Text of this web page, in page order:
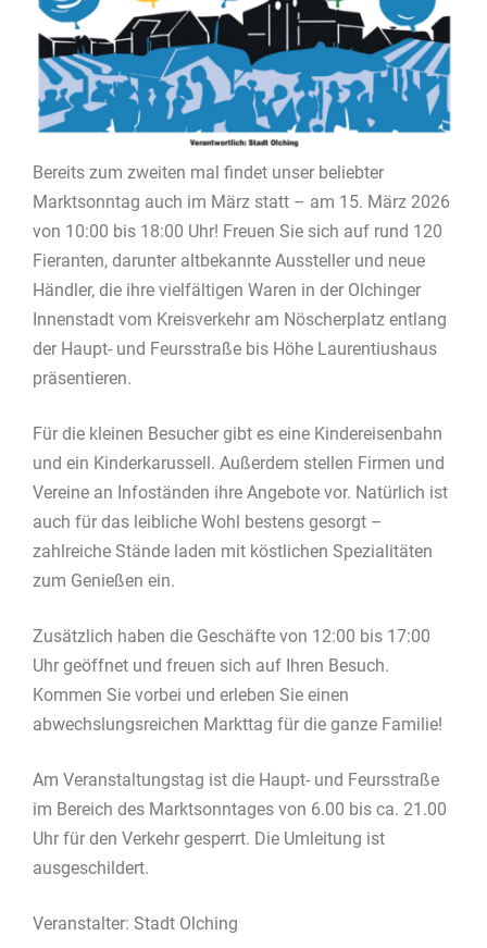
Bereits zum zweiten mal findet unser beliebter
Marktsonntag auch im März statt – am 15. März 2026
von 10:00 bis 18:00 Uhr! Freuen Sie sich auf rund 120
Fieranten, darunter altbekannte Aussteller und neue
Händler, die ihre vielfältigen Waren in der Olchinger
Innenstadt vom Kreisverkehr am Nöscherplatz entlang
der Haupt- und Feursstraße bis Höhe Laurentiushaus
präsentieren.
Für die kleinen Besucher gibt es eine Kindereisenbahn
und ein Kinderkarussell. Außerdem stellen Firmen und
Vereine an Infoständen ihre Angebote vor. Natürlich ist
auch für das leibliche Wohl bestens gesorgt –
zahlreiche Stände laden mit köstlichen Spezialitäten
zum Genießen ein.
Zusätzlich haben die Geschäfte von 12:00 bis 17:00
Uhr geöffnet und freuen sich auf Ihren Besuch.
Kommen Sie vorbei und erleben Sie einen
abwechslungsreichen Markttag für die ganze Familie!
Am Veranstaltungstag ist die Haupt- und Feursstraße
im Bereich des Marktsonntages von 6.00 bis ca. 21.00
Uhr für den Verkehr gesperrt. Die Umleitung ist
ausgeschildert.
Veranstalter: Stadt Olching